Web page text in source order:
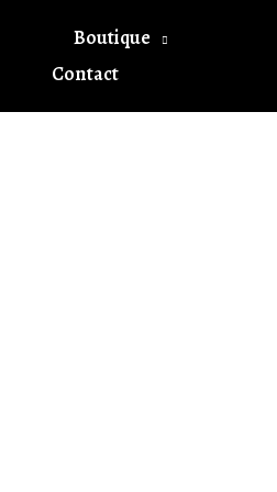
Boutique
Contact